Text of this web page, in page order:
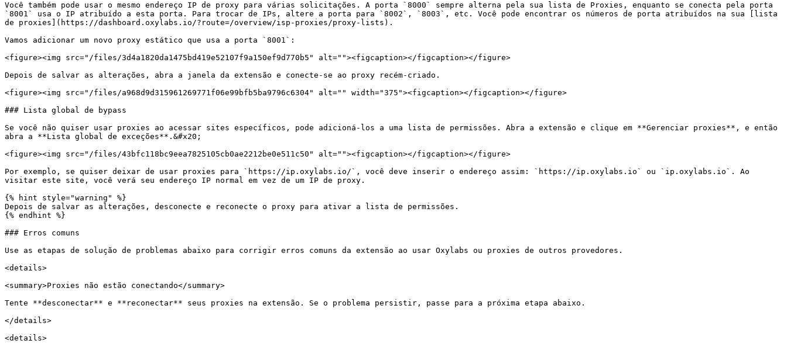
Você também pode usar o mesmo endereço IP de proxy para várias solicitações. A porta `8000` sempre alterna pela sua lista de Proxies, enquanto se conecta pela porta
`8001` usa o IP atribuído a esta porta. Para trocar de IPs, altere a porta para `8002`, `8003`, etc. Você pode encontrar os números de porta atribuídos na sua [lista
de proxies](https://dashboard.oxylabs.io/?route=/overview/isp-proxies/proxy-lists).
Vamos adicionar um novo proxy estático que usa a porta `8001`:
<figure><img src="/files/3d4a1820da1475bd419e52107f9a150ef9d770b5" alt=""><figcaption></figcaption></figure>
Depois de salvar as alterações, abra a janela da extensão e conecte-se ao proxy recém-criado.
<figure><img src="/files/a968d9d315961269771f06e99bfb5ba9796c6304" alt="" width="375"><figcaption></figcaption></figure>
### Lista global de bypass
Se você não quiser usar proxies ao acessar sites específicos, pode adicioná-los a uma lista de permissões. Abra a extensão e clique em **Gerenciar proxies**, e então
abra a **Lista global de exceções**.&#x20;
<figure><img src="/files/43bfc118bc9eea7825105cb0ae2212be0e511c50" alt=""><figcaption></figcaption></figure>
Por exemplo, se quiser deixar de usar proxies para `https://ip.oxylabs.io/`, você deve inserir o endereço assim: `https://ip.oxylabs.io` ou `ip.oxylabs.io`. Ao
visitar este site, você verá seu endereço IP normal em vez de um IP de proxy.
{% hint style="warning" %}
Depois de salvar as alterações, desconecte e reconecte o proxy para ativar a lista de permissões.
{% endhint %}
### Erros comuns
Use as etapas de solução de problemas abaixo para corrigir erros comuns da extensão ao usar Oxylabs ou proxies de outros provedores.
<details>
<summary>Proxies não estão conectando</summary>
Tente **desconectar** e **reconectar** seus proxies na extensão. Se o problema persistir, passe para a próxima etapa abaixo.
</details>
<details>